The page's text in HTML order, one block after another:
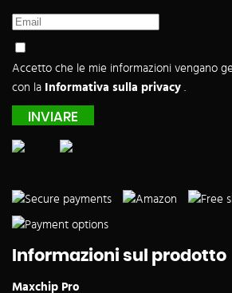
Accetto che le mie informazioni vengano
con la
Informativa sulla privacy .
Informazioni sul prodotto
Maxchip Pro